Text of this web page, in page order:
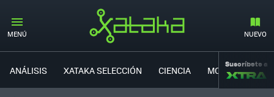
MENÚ NUEVO
ANÁLISIS XATAKA SELECCIÓN CIENCIA MOVILIDAD
Suscríbete a